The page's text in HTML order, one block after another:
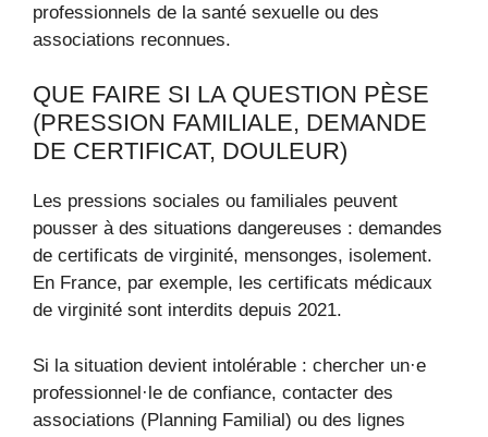
professionnels de la santé sexuelle ou des
associations reconnues.
QUE FAIRE SI LA QUESTION PÈSE
(PRESSION FAMILIALE, DEMANDE
DE CERTIFICAT, DOULEUR)
Les pressions sociales ou familiales peuvent
pousser à des situations dangereuses : demandes
de certificats de virginité, mensonges, isolement.
En France, par exemple, les certificats médicaux
de virginité sont interdits depuis 2021.
Si la situation devient intolérable : chercher un·e
professionnel·le de confiance, contacter des
associations (Planning Familial) ou des lignes